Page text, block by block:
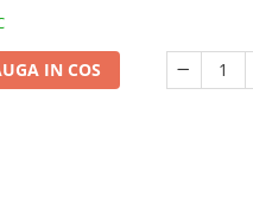
IN COS